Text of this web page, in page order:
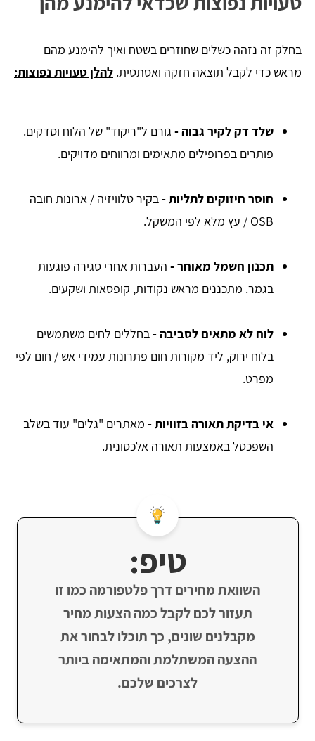
בחלק זה נזהה כשלים שחוזרים בשטח ואיך להימנע מהם
מראש כדי לקבל תוצאה חזקה ואסתטית. להלן טעויות נפוצות:
שלד דק לקיר גבוה - גורם ל"ריקוד" של הלוח וסדקים.
פותרים בפרופילים מתאימים ומרווחים מדויקים.
חוסר חיזוקים לתליות -בקיר טלוויזיה / ארונות חובה
OSB / עץ מלא לפי המשקל.
תכנון חשמל מאוחר - העברות אחרי סגירה פוגעות
בגמר. מתכננים מראש נקודות, קופסאות ושקעים.
לוח לא מתאים לסביבה -בחללים לחים משתמשים
בלוח ירוק, ליד מקורות חום פתרונות עמידי אש / חום לפי
מפרט.
אי בדיקת תאורה בזוויות - מאתרים "גלים" עוד בשלב
השפכטל באמצעות תאורה אלכסונית.
טיפ:
השוואת מחירים דרך פלטפורמה כמו זו
תעזור לכם לקבל כמה הצעות מחיר
מקבלנים שונים, כך תוכלו לבחור את
ההצעה המשתלמת והמתאימה ביותר
לצרכים שלכם.